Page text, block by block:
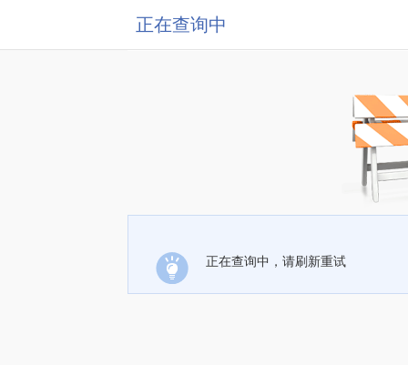
正在查询中
正在查询中，请刷新重试